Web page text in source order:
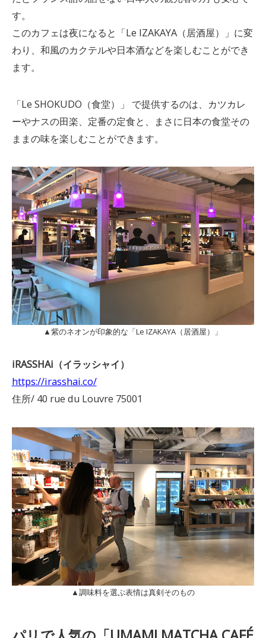
す。
このカフェは夜になると「Le IZAKAYA（居酒屋）」に変
わり、和風のカクテルや日本酒などを楽しむことができ
ます。
「Le SHOKUDO（食堂）」 で提供するのは、カツカレ
ーやナスの田楽、定番の定食と、まさに日本の食堂その
ままの味を楽しむことができます。
▲紫のネオンが印象的な「Le IZAKAYA（居酒屋）」
iRASSHAi（イラッシャイ）
https://irasshai.co/
住所/ 40 rue du Louvre 75001
▲調味料を選ぶ表情は真剣そのもの